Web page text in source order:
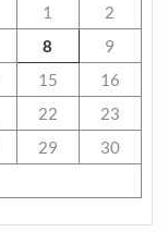
1
2
8
9
15
16
22
23
29
30